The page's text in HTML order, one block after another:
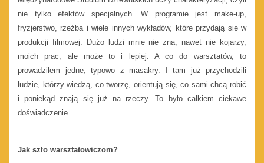
nie tylko efektów specjalnych. W programie jest make-up,
fryzjerstwo, rzeźba i wiele innych wykładów, które przydają się w
produkcji filmowej. Dużo ludzi mnie nie zna, nawet nie kojarzy,
moich prac, ale może to i lepiej. A co do warsztatów, to
prowadziłem jedne, typowo z masakry. I tam już przychodzili
ludzie, którzy wiedzą, co tworzę, orientują się, co sami chcą robić
i poniekąd znają się już na rzeczy. To było całkiem ciekawe
doświadczenie.
Jak szło warsztatowiczom?